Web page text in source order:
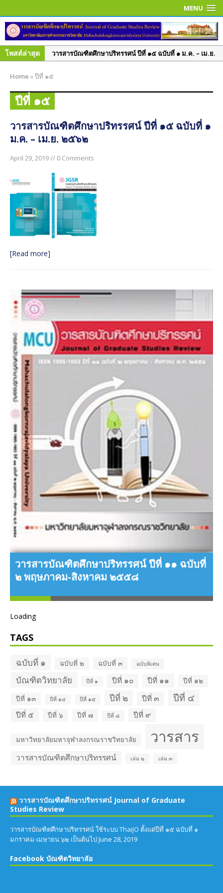
MENU
โพสต์ล่าสุด
วารสารบัณฑิตศึกษาปริทรรศน์ ปีที่ ๑๕ ฉบับที่ ๑ ม.ค. – เม.ย.
วารสารบัณฑิตศึกษาปริทรรศน์ ปีที่ ๑๔ ฉบับที่ ๓ ก.ย. – ธ.ค.
๒๕๖๑
วารสารบัณฑิตศึกษาปริทรรศน์ ปีที่ ๑๔ ฉบับพิเศษ เล่ม ๑
มิ.ย. – ก.ย. ๒๕๖๑
วารสารบัณฑิตศึกษาปริทรรศน์ ปีที่ ๑๔ ฉบับที่ ๒ พ.ค. – ส.ค.
๒๕๖๑
วารสารบัณฑิตศึกษาปริทรรศน์ ปีที่ ๑๓ ฉบับที่ ๓ ก.ย.– ธ.ค.
๒๕๖๐
วารสารบัณฑิตศึกษาปริทรรศน์ ปีที่ ๑๓ ฉบับที่ ๒ พ.ค.– ส.ค.
๒๕๖๐
มิถุนายน ๒๕๖๐
๑๕ ฉบับที่ ๑ มกราคม-เมษายน ๖๒ เป็นต้นไป
Home »ปีที่ ๑๕
ปีที่ ๑๕
วารสารบัณฑิตศึกษาปริทรรศน์ ปีที่ ๑๕ ฉบับที่ ๑
ม.ค. – เม.ย. ๒๕๖๒
April 29, 2019 // 0 Comments
[Read more]
วารสารบัณฑิตศึกษาปริทรรศน์ ปีที่ ๑๑ ฉบับที่
๒ พฤษภาคม-สิงหาคม ๒๕๕๘
Loading
TAGS
ฉบับที่ ๑ ฉบับที่ ๒ ฉบับที่ ๓ ฉบับพิเศษ
บัณฑิตวิทยาลัย ปีที่ ๑ ปีที่ ๑๐ ปีที่ ๑๑
ปีที่ ๑๒
ปีที่ ๑๓
ปีที่ ๑๔ ปีที่ ๑๕ ปีที่ ๒ ปีที่ ๓ ปีที่ ๔
ปีที่ ๕ ปีที่ ๖ ปีที่ ๗ ปีที่ ๘ ปีที่ ๙
มหาวิทยาลัยมหาจุฬาลงกรณราชวิทยาลัย วารสาร
วารสารบัณฑิตศึกษาปริทรรศน์ เล่ม ๒ เล่ม ๓
วารสารบัณฑิตศึกษาปริทรรศน์ Journal of Graduate
Studies Review
วารสารบัณฑิตศึกษาปริทรรศน์ ใช้ระบบ ThaiJO ตั้งแต่ปีที่ ๑๕ ฉบับที่ ๑
มกราคม-เมษายน ๖๒ เป็นต้นไปJune 28, 2019
Facebook บัณฑิตวิทยาลัย